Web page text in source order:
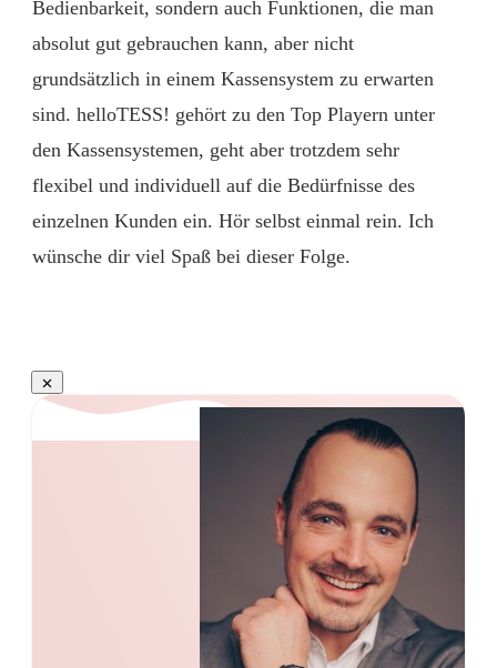
Bedienbarkeit, sondern auch Funktionen, die man
absolut gut gebrauchen kann, aber nicht
grundsätzlich in einem Kassensystem zu erwarten
sind. helloTESS! gehört zu den Top Playern unter
den Kassensystemen, geht aber trotzdem sehr
flexibel und individuell auf die Bedürfnisse des
einzelnen Kunden ein. Hör selbst einmal rein. Ich
wünsche dir viel Spaß bei dieser Folge.